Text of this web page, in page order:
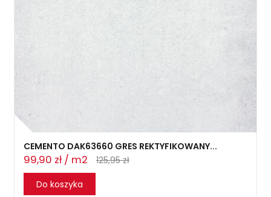
CEMENTO DAK63660 GRES REKTYFIKOWANY...
99,90 zł / m2
125,95 zł
Do koszyka